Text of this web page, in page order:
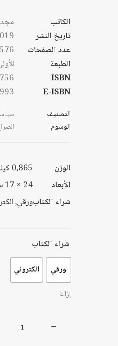
الكاتب
تاريخ النشر
عدد الصفحات
576
الطبعة
ISBN
E-ISBN
التصنيف
الوسوم
الوزن
0,865 كيلوجرام
الأبعاد
24 × 17 سنتيميتر
شراء الكتابورقي,
شراء الكتاب
ورقي الكتروني
إزالة